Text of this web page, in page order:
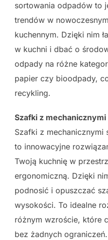
sortowania odpadów to
trendów w
kuchennym. Dzięki nim
w kuchni i dbać o
odpady na różne
papier czy bioodpady,
recykling.
Szafki z
Szafki z mechanicznymi
to innowacyjne
Twoją kuchnię w
ergonomiczną. Dzięki
podnosić i opuszczać
wysokości. To idealne
różnym wzroście, które
bez żadnych ograniczeń.